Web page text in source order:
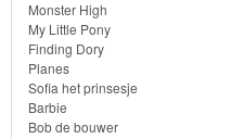
Masks
Super
Mario
Monster High
My Little Pony
Finding Dory
Planes
Sofia het prinsesje
Barbie
Bob de bouwer